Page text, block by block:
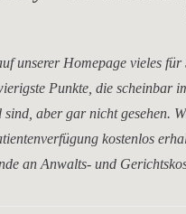
unserer Homepage vieles
Punkte, die scheinbar
aber gar nicht gesehen.
kostenlos
an Anwalts- und